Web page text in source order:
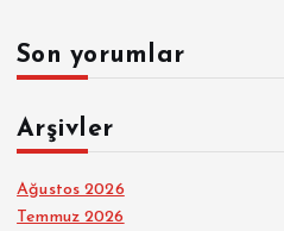
Son yorumlar
Arşivler
Ağustos 2026
Temmuz 2026